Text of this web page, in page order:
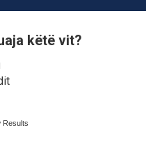
këtë vit?
Results